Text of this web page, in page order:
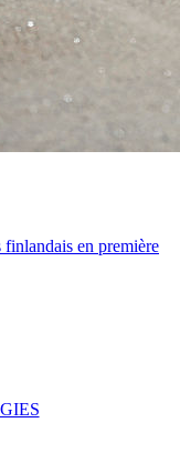
en première